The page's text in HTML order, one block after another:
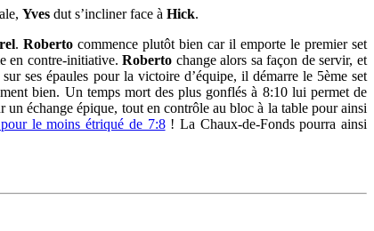
Yves dut s’incliner face à Hick.
.Roberto commence plutôt bien car il emporte le premier set
en contre-initiative.Roberto change alors sa façon de servir, et
ses épaules pour la victoire d’équipe, il démarre le 5ème set
bien. Un temps mort des plus gonflés à 8:10 lui permet de
échange épique, tout en contrôle au bloc à la table pour ainsi
le moins étriqué de 7:8! La Chaux-de-Fonds pourra ainsi